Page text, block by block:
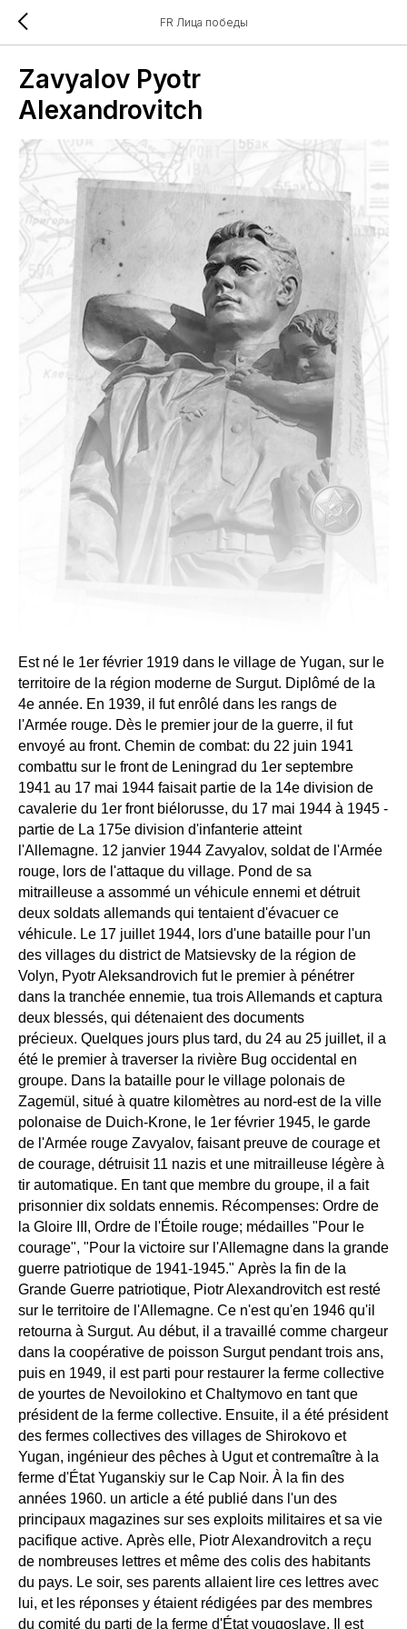
FR Лица победы
Zavyalov Pyotr
Alexandrovitch
Est né le 1er février 1919 dans le village de Yugan, sur le
territoire de la région moderne de Surgut. Diplômé de la
4e année. En 1939, il fut enrôlé dans les rangs de
l'Armée rouge. Dès le premier jour de la guerre, il fut
envoyé au front. Chemin de combat: du 22 juin 1941
combattu sur le front de Leningrad du 1er septembre
1941 au 17 mai 1944 faisait partie de la 14e division de
cavalerie du 1er front biélorusse, du 17 mai 1944 à 1945 -
partie de La 175e division d'infanterie atteint
l'Allemagne. 12 janvier 1944 Zavyalov, soldat de l'Armée
rouge, lors de l'attaque du village. Pond de sa
mitrailleuse a assommé un véhicule ennemi et détruit
deux soldats allemands qui tentaient d'évacuer ce
véhicule. Le 17 juillet 1944, lors d'une bataille pour l'un
des villages du district de Matsievsky de la région de
Volyn, Pyotr Aleksandrovich fut le premier à pénétrer
dans la tranchée ennemie, tua trois Allemands et captura
deux blessés, qui détenaient des documents
précieux. Quelques jours plus tard, du 24 au 25 juillet, il a
été le premier à traverser la rivière Bug occidental en
groupe. Dans la bataille pour le village polonais de
Zagemül, situé à quatre kilomètres au nord-est de la ville
polonaise de Duich-Krone, le 1er février 1945, le garde
de l'Armée rouge Zavyalov, faisant preuve de courage et
de courage, détruisit 11 nazis et une mitrailleuse légère à
tir automatique. En tant que membre du groupe, il a fait
prisonnier dix soldats ennemis. Récompenses: Ordre de
la Gloire III, Ordre de l'Étoile rouge; médailles "Pour le
courage", "Pour la victoire sur l'Allemagne dans la grande
guerre patriotique de 1941-1945." Après la fin de la
Grande Guerre patriotique, Piotr Alexandrovitch est resté
sur le territoire de l'Allemagne. Ce n'est qu'en 1946 qu'il
retourna à Surgut. Au début, il a travaillé comme chargeur
dans la coopérative de poisson Surgut pendant trois ans,
puis en 1949, il est parti pour restaurer la ferme collective
de yourtes de Nevoilokino et Chaltymovo en tant que
président de la ferme collective. Ensuite, il a été président
des fermes collectives des villages de Shirokovo et
Yugan, ingénieur des pêches à Ugut et contremaître à la
ferme d'État Yuganskiy sur le Cap Noir. À la fin des
années 1960. un article a été publié dans l'un des
principaux magazines sur ses exploits militaires et sa vie
pacifique active. Après elle, Piotr Alexandrovitch a reçu
de nombreuses lettres et même des colis des habitants
du pays. Le soir, ses parents allaient lire ces lettres avec
lui, et les réponses y étaient rédigées par des membres
du comité du parti de la ferme d'État yougoslave. Il est